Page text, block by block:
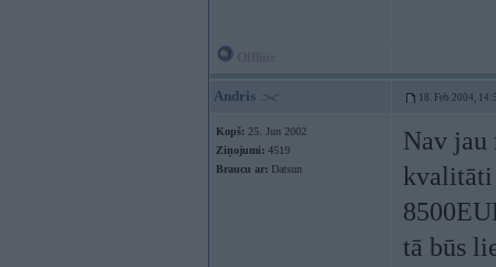
Andris 18. Feb 2004,
Kopš: 25. Jun 2002
Ziņojumi: 4519
Braucu ar: Datsun
Nav jau
kvalitāti
tā būs